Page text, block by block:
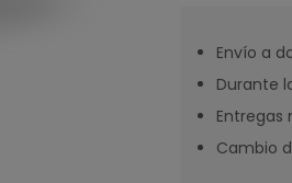
Envío a
Durante
Entregas
Cambio